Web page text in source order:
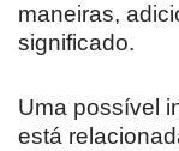
maneiras,
significado.
Uma possível
está